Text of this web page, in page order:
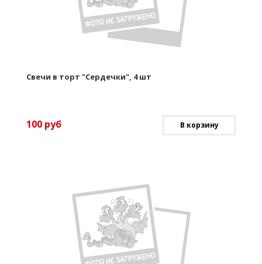
Свечи в торт "Сердечки", 4 шт
100 руб В корзину